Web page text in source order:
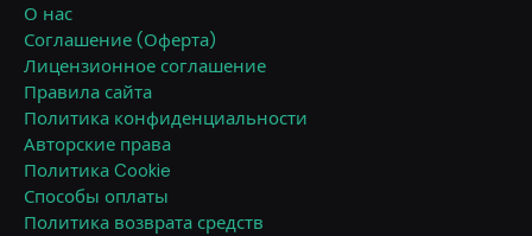
О нас
Соглашение (Оферта)
Лицензионное соглашение
Правила сайта
Политика конфиденциальности
Авторские права
Политика Cookie
Способы оплаты
Политика возврата средств